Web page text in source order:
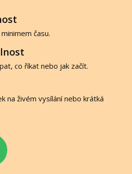
času.
co říkat nebo jak začít.
na živém vysílání nebo krátká